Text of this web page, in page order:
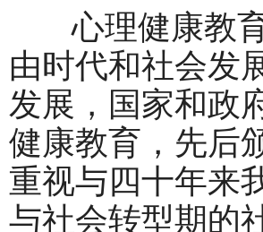
心理健康教育
由时代和社会发
发展，国家和政
健康教育，先后
重视与四十年来
与社会转型期的